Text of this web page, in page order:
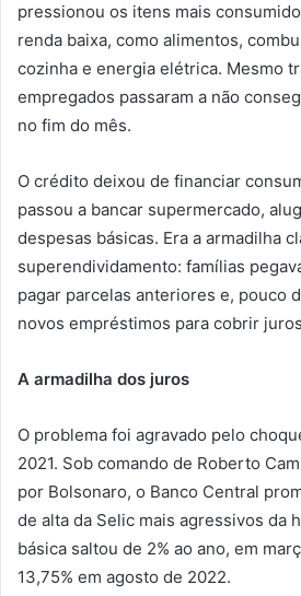
pressionou os itens mais
renda baixa, como alimentos,
cozinha e energia elétrica. Mesmo
empregados passaram a não
no fim do mês.
O crédito deixou de financiar
passou a bancar supermercado,
despesas básicas. Era a armadilha
superendividamento: famílias
pagar parcelas anteriores e, pouco
novos empréstimos para cobrir
A armadilha dos juros
O problema foi agravado pelo
2021. Sob comando de Roberto
por Bolsonaro, o Banco Central
de alta da Selic mais agressivos da
básica saltou de 2% ao ano, em
13,75% em agosto de 2022.